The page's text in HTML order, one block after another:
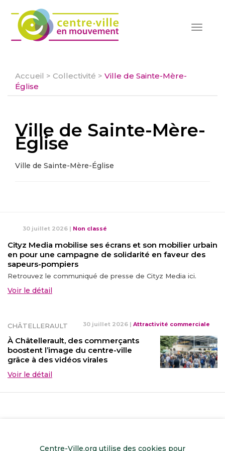
Toggle
Accueil > Collectivité > Ville de Sainte-Mère-
Église
Ville de Sainte-Mère-
Église
Ville de Sainte-Mère-Église
30 juillet 2026 | Non classé
Cityz Media mobilise ses écrans et son mobilier urbain
en pour une campagne de solidarité en faveur des
sapeurs-pompiers
Retrouvez le communiqué de presse de Cityz Media ici.
Voir le détail
CHÂTELLERAULT 30 juillet 2026 | Attractivité commerciale
À Châtellerault, des commerçants
boostent l’image du centre-ville
grâce à des vidéos virales
Voir le détail
Centre-Ville.org utilise des cookies pour